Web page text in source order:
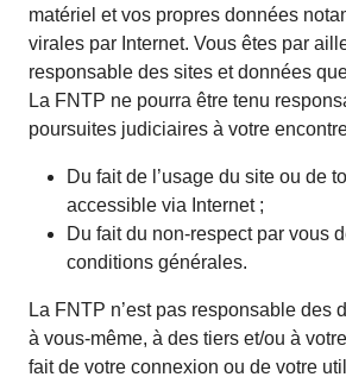
matériel et vos propres données
virales par Internet. Vous êtes par
responsable des sites et données
La FNTP ne pourra être tenu
poursuites judiciaires à votre
Du fait de l’usage du site ou de
accessible via Internet ;
Du fait du non-respect par vous
conditions générales.
La FNTP n’est pas responsable des
à vous-même, à des tiers et/ou à
fait de votre connexion ou de votre